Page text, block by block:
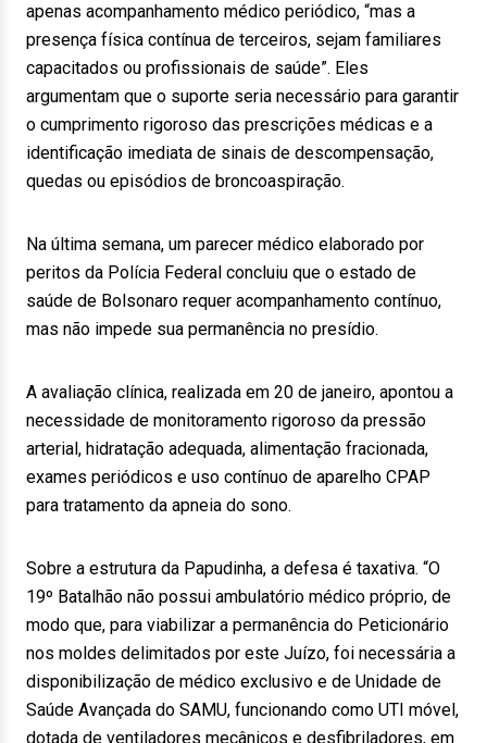
apenas acompanhamento médico periódico, “mas a
presença física contínua de terceiros, sejam familiares
capacitados ou profissionais de saúde”. Eles
argumentam que o suporte seria necessário para garantir
o cumprimento rigoroso das prescrições médicas e a
identificação imediata de sinais de descompensação,
quedas ou episódios de broncoaspiração.
Na última semana, um parecer médico elaborado por
peritos da Polícia Federal concluiu que o estado de
saúde de Bolsonaro requer acompanhamento contínuo,
mas não impede sua permanência no presídio.
A avaliação clínica, realizada em 20 de janeiro, apontou a
necessidade de monitoramento rigoroso da pressão
arterial, hidratação adequada, alimentação fracionada,
exames periódicos e uso contínuo de aparelho CPAP
para tratamento da apneia do sono.
Sobre a estrutura da Papudinha, a defesa é taxativa. “O
19º Batalhão não possui ambulatório médico próprio, de
modo que, para viabilizar a permanência do Peticionário
nos moldes delimitados por este Juízo, foi necessária a
disponibilização de médico exclusivo e de Unidade de
Saúde Avançada do SAMU, funcionando como UTI móvel,
dotada de ventiladores mecânicos e desfibriladores, em